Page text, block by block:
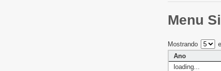
Menu
Mostrando
Ano
loading...